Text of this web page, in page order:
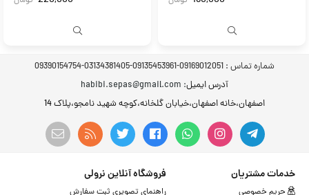
شماره تماس : 09169012051-09135453961-03134381405-09390154754
آدرس ایمیل: habibi.sepas@gmail.com
اصفهان،خانه اصفهان،خیابان گلخانه،کوچه شهید نامجو،پلاک 14
خدمات مشتریان
حریم خصوصی
فروشگاه آنلاین نرولی
راهنمای تصویری ثبت سفارش